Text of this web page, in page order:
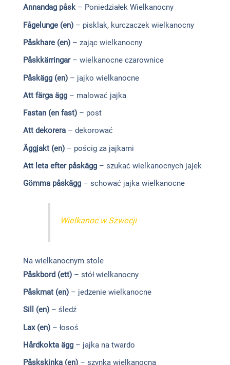
Annandag påsk– Poniedziałek Wielkanocny
Fågelunge (en)– pisklak, kurczaczek wielkanocny
Påskhare (en)– zając wielkanocny
Påskkärringar– wielkanocne czarownice
Påskägg (en)– jajko wielkanocne
Att färga ägg– malować jajka
Fastan (en fast)– post
Att dekorera– dekorować
Äggjakt (en)– pościg za jajkami
Att leta efter påskägg– szukać wielkanocnych jajek
Gömma påskägg– schować jajka wielkanocne
Wielkanoc w Szwecji
Na wielkanocnym stole
Påskbord (ett)– stół wielkanocny
Påskmat (en) – jedzenie wielkanocne
Sill (en)– śledź
Lax (en)– łosoś
Hårdkokta ägg– jajka na twardo
Påskskinka (en)– szynka wielkanocna